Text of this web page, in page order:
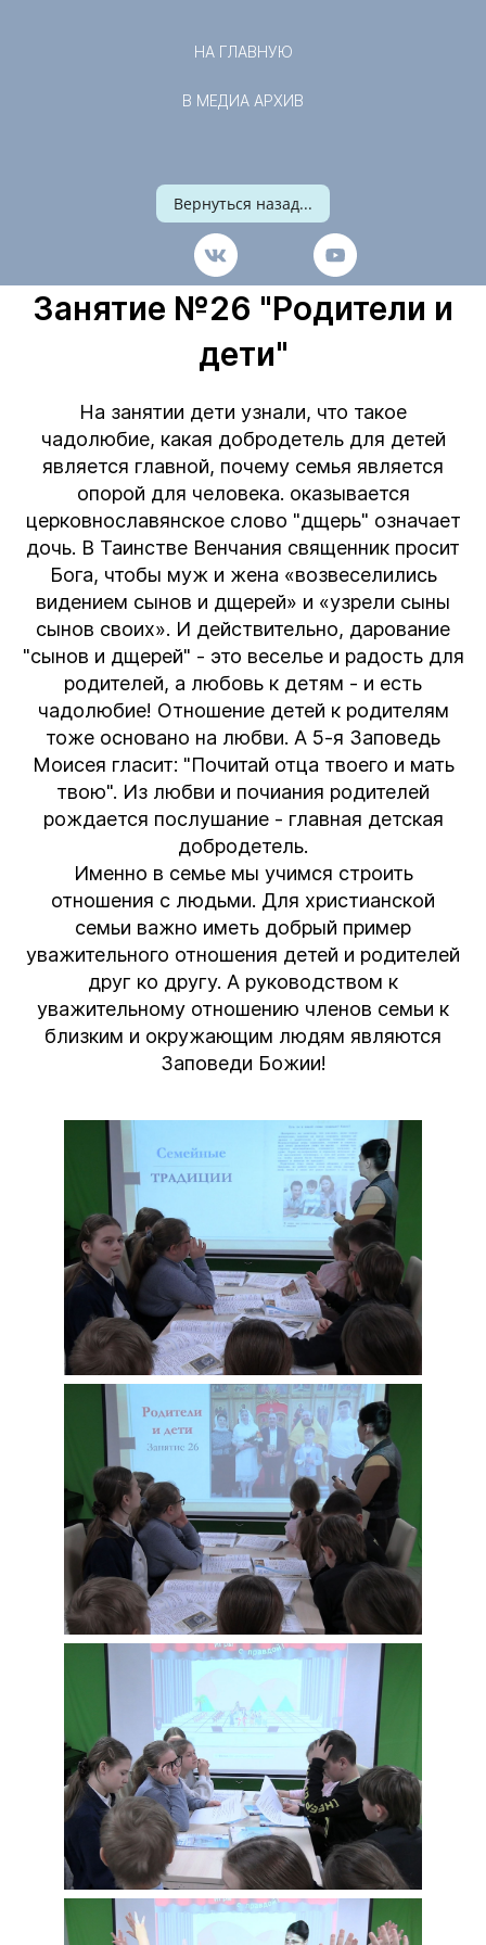
НА ГЛАВНУЮ
В МЕДИА АРХИВ
Вернуться назад...
Занятие №26 "Родители и
дети"
На занятии дети узнали, что такое
чадолюбие, какая добродетель для детей
является главной, почему семья является
опорой для человека. оказывается
церковнославянское слово "дщерь" означает
дочь. В Таинстве Венчания священник просит
Бога, чтобы муж и жена «возвеселились
видением сынов и дщерей» и «узрели сыны
сынов своих». И действительно, дарование
"сынов и дщерей" - это веселье и радость для
родителей, а любовь к детям - и есть
чадолюбие! Отношение детей к родителям
тоже основано на любви. А 5-я Заповедь
Моисея гласит: "Почитай отца твоего и мать
твою". Из любви и почиания родителей
рождается послушание - главная детская
добродетель.
Именно в семье мы учимся строить
отношения с людьми. Для христианской
семьи важно иметь добрый пример
уважительного отношения детей и родителей
друг ко другу. А руководством к
уважительному отношению членов семьи к
близким и окружающим людям являются
Заповеди Божии!